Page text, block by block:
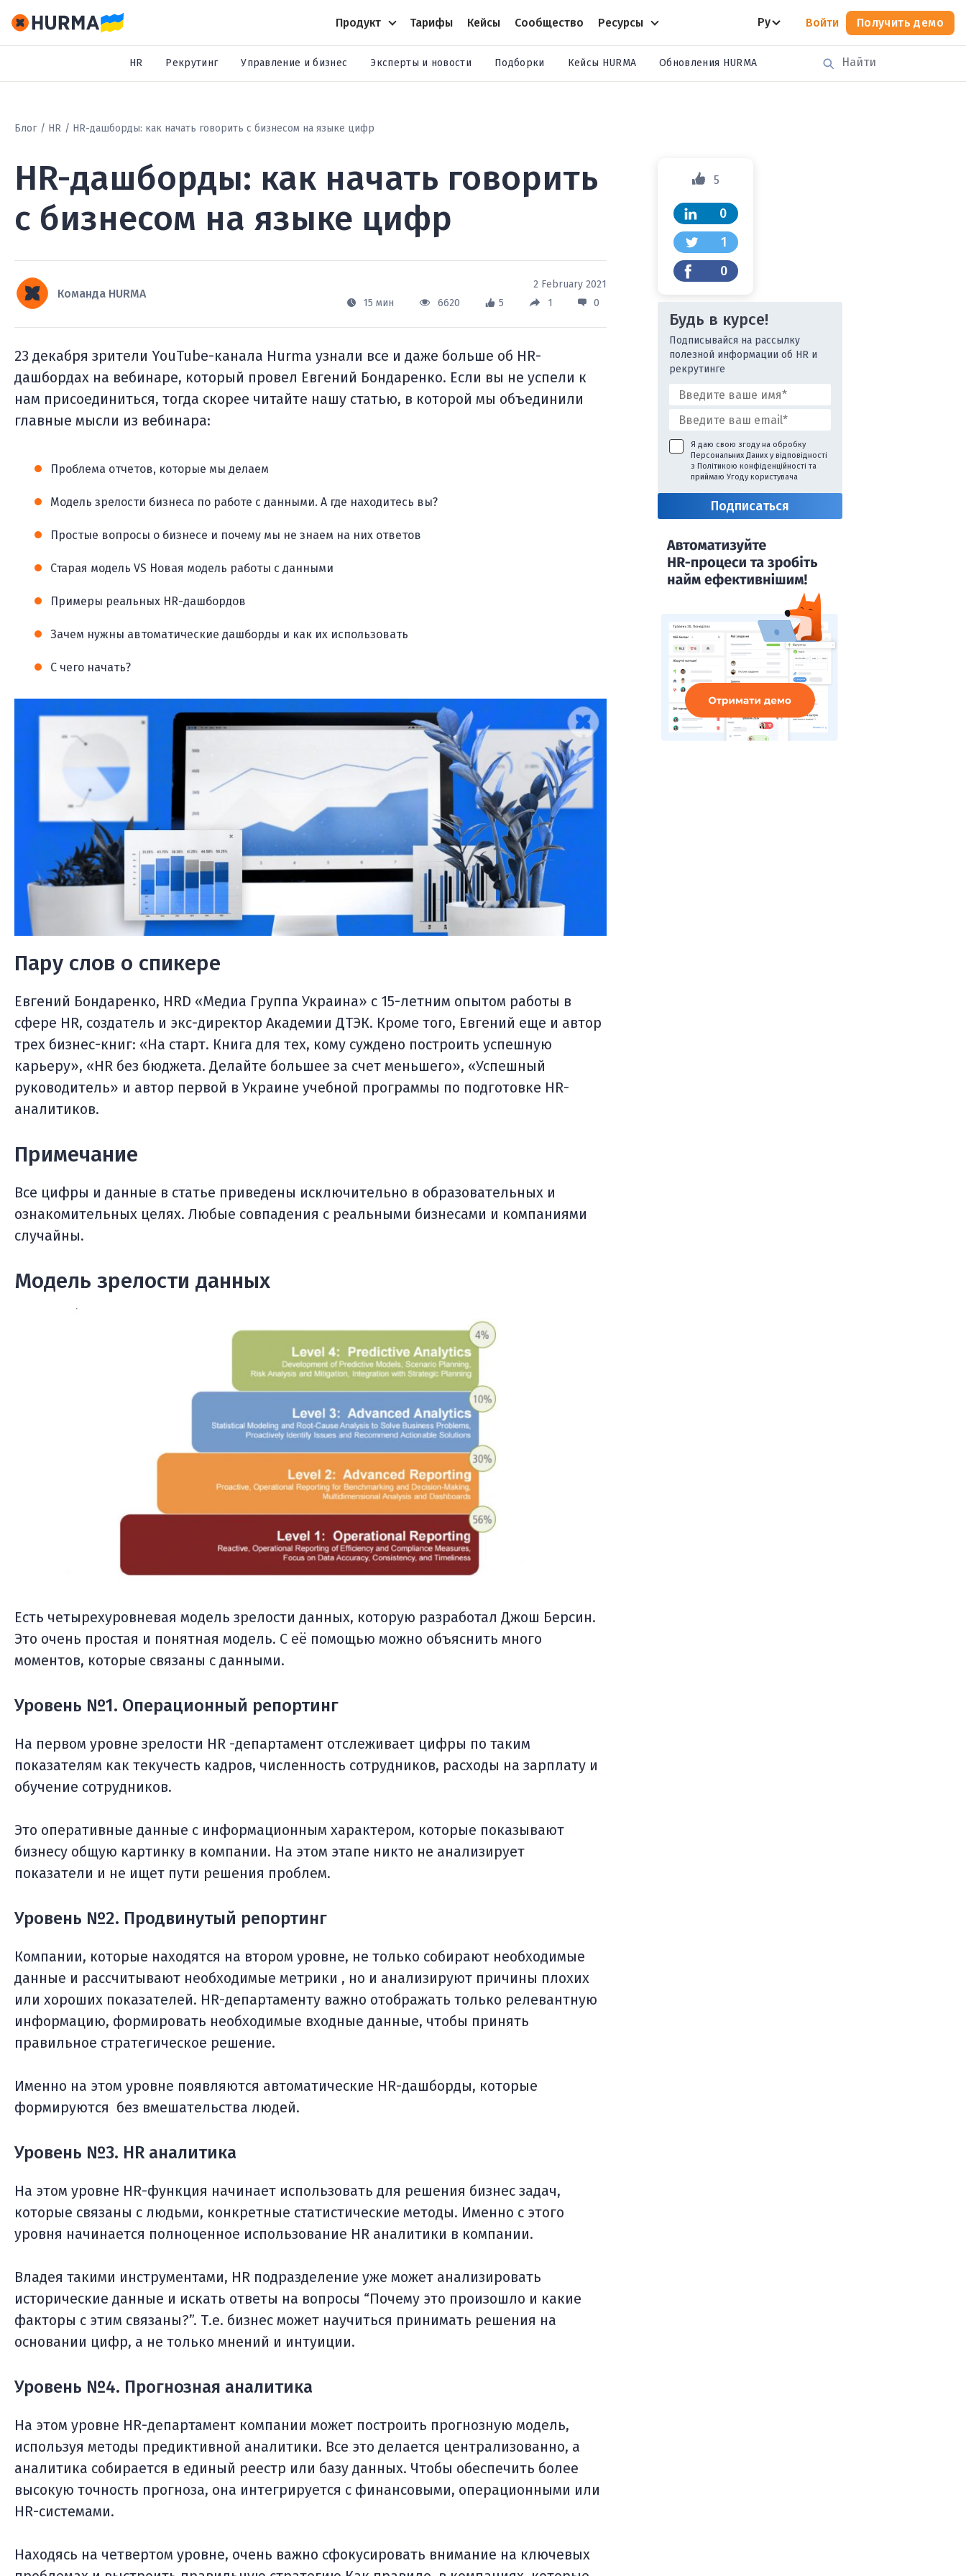
Продукт Тарифы Кейсы Сообщество Ресурсы Ру Войти Получить демо
HR Рекрутинг Управление и бизнес Эксперты и новости Подборки Кейсы HURMA Обновления HURMA
Блог HR HR-дашборды: как начать говорить с бизнесом на языке цифр
HR-дашборды: как начать говорить
с бизнесом на языке цифр
Команда HURMA
2 February 2021
15 мин
6620 5 1 0
23 декабря зрители YouTube-канала Hurma узнали все и даже больше об HR-
дашбордах на вебинаре, который провел Евгений Бондаренко. Если вы не успели к
нам присоединиться, тогда скорее читайте нашу статью, в которой мы объединили
главные мысли из вебинара:
Проблема отчетов, которые мы делаем
Модель зрелости бизнеса по работе с данными. А где находитесь вы?
Простые вопросы о бизнесе и почему мы не знаем на них ответов
Старая модель VS Новая модель работы с данными
Примеры реальных HR-дашбордов
Зачем нужны автоматические дашборды и как их использовать
С чего начать?
Пару слов о спикере
Евгений Бондаренко, HRD «Медиа Группа Украина» с 15-летним опытом работы в
сфере HR, создатель и экс-директор Академии ДТЭК. Кроме того, Евгений еще и автор
трех бизнес-книг: «На старт. Книга для тех, кому суждено построить успешную
карьеру», «HR без бюджета. Делайте большее за счет меньшего», «Успешный
руководитель» и автор первой в Украине учебной программы по подготовке HR-
аналитиков.
Примечание
Все цифры и данные в статье приведены исключительно в образовательных и
ознакомительных целях. Любые совпадения с реальными бизнесами и компаниями
случайны.
Модель зрелости данных
Есть четырехуровневая модель зрелости данных, которую разработал Джош Берсин.
Это очень простая и понятная модель. С её помощью можно объяснить много
моментов, которые связаны с данными.
Уровень №1. Операционный репортинг
На первом уровне зрелости HR -департамент отслеживает цифры по таким
показателям как текучесть кадров, численность сотрудников, расходы на зарплату и
обучение сотрудников.
Это оперативные данные с информационным характером, которые показывают
бизнесу общую картинку в компании. На этом этапе никто не анализирует
показатели и не ищет пути решения проблем.
Уровень №2. Продвинутый репортинг
Компании, которые находятся на втором уровне, не только собирают необходимые
данные и рассчитывают необходимые метрики , но и анализируют причины плохих
или хороших показателей. HR-департаменту важно отображать только релевантную
информацию, формировать необходимые входные данные, чтобы принять
правильное стратегическое решение.
Именно на этом уровне появляются автоматические HR-дашборды, которые
формируются без вмешательства людей.
Уровень №3. HR аналитика
На этом уровне HR-функция начинает использовать для решения бизнес задач,
которые связаны с людьми, конкретные статистические методы. Именно с этого
уровня начинается полноценное использование HR аналитики в компании.
Владея такими инструментами, HR подразделение уже может анализировать
исторические данные и искать ответы на вопросы “Почему это произошло и какие
факторы с этим связаны?”. Т.е. бизнес может научиться принимать решения на
основании цифр, а не только мнений и интуиции.
Уровень №4. Прогнозная аналитика
На этом уровне HR-департамент компании может построить прогнозную модель,
используя методы предиктивной аналитики. Все это делается централизованно, а
аналитика собирается в единый реестр или базу данных. Чтобы обеспечить более
высокую точность прогноза, она интегрируется с финансовыми, операционными или
HR-системами.
Находясь на четвертом уровне, очень важно сфокусировать внимание на ключевых
5
0
1
0
Будь в курсе!
Подписывайся на рассылку
полезной информации об HR и
рекрутинге
Я даю свою згоду на обробку
Персональних Даних у відповідності
з Політикою конфіденційності та
приймаю Угоду користувача